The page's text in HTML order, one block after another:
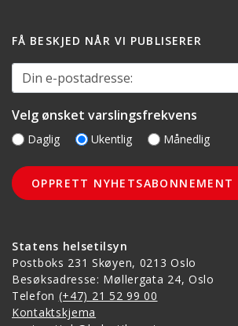
Statens helsetilsyn
Postboks 231 Skøyen, 0213 Oslo
Besøksadresse: Møllergata 24, Oslo
Telefon (+47) 21 52 99 00
Kontaktskjema
FÅ BESKJED NÅR VI PUBLISERER
Din e-postadresse:
Velg ønsket varslingsfrekvens
Daglig Ukentlig Månedlig